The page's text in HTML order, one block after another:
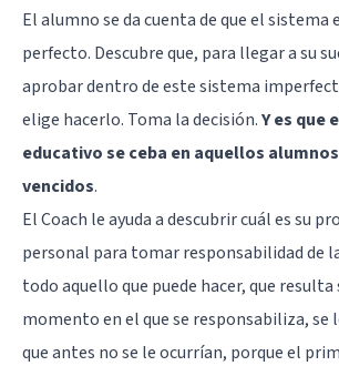
El alumno se da cuenta de que el sistema
perfecto. Descubre que, para llegar a su
aprobar dentro de este sistema
elige hacerlo. Toma la decisión.Y es que
educativo se ceba en aquellos
vencidos.
El Coach le ayuda a descubrir cuál es su
personal para tomar responsabilidad de
todo aquello que puede hacer, que resulta
momento en el que se responsabiliza, se
que antes no se le ocurrían, porque el